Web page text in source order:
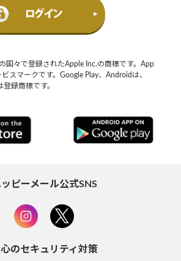
国々で登録されたApple Inc.の商標です。App
スマークです。Google Play、Androidは、
録商標です。
ピーメール公式SNS
のセキュリティ対策